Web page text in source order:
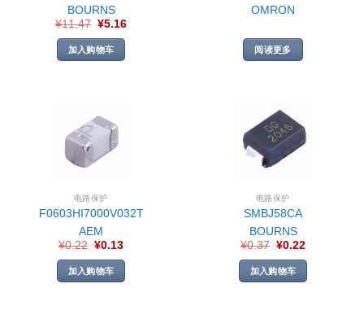
BOURNS
¥11.47 ¥5.16
加入购物车
OMRON
阅读更多
电路保护
F0603HI7000V032T
AEM
¥0.22 ¥0.13
加入购物车
电路保护
SMBJ58CA
BOURNS
¥0.37 ¥0.22
加入购物车